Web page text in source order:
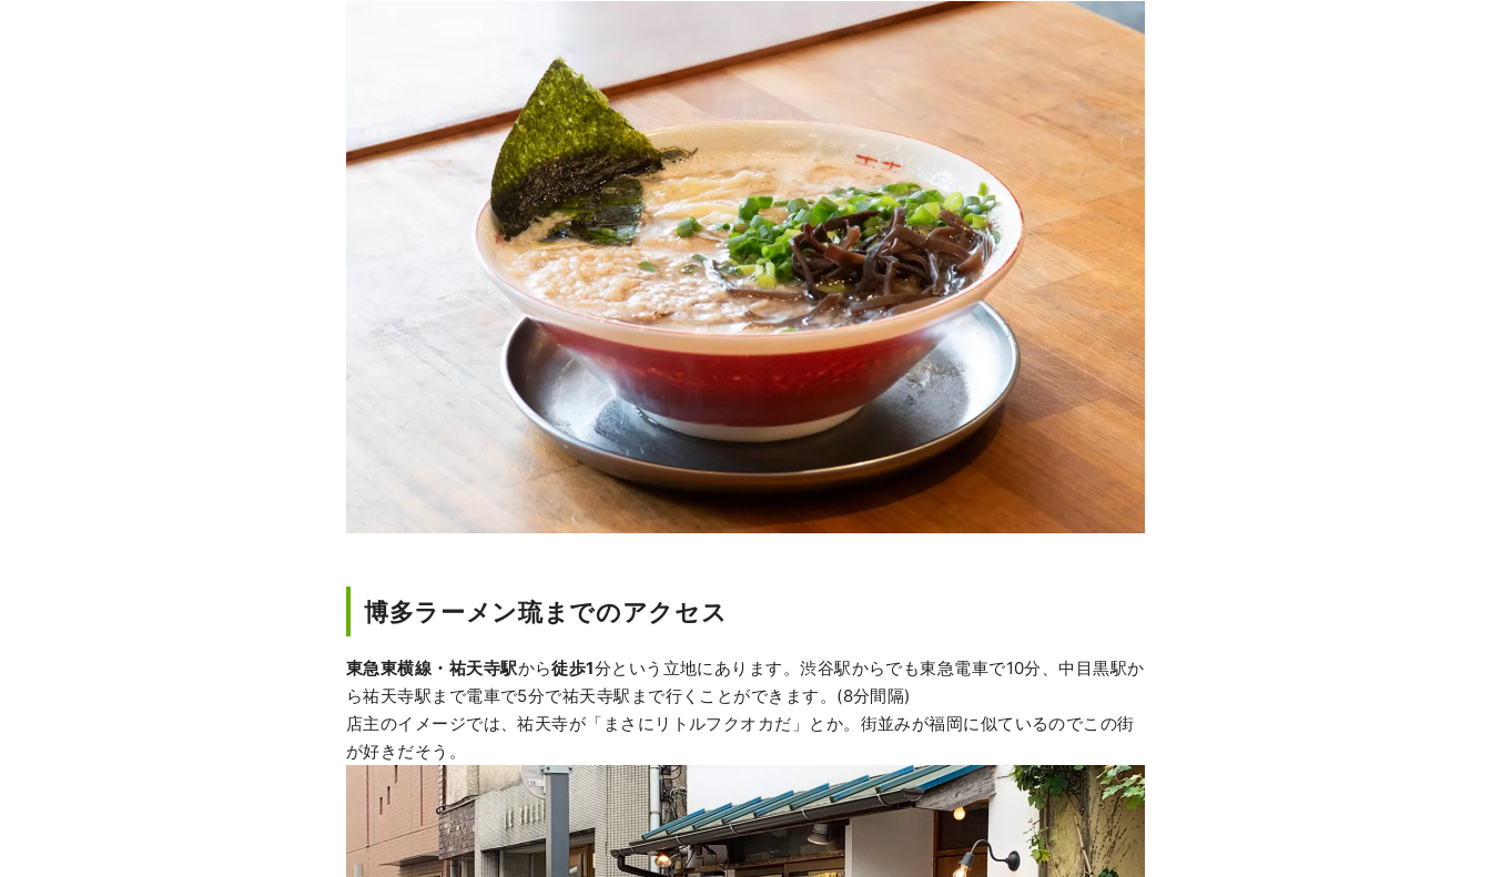
博多ラーメン琉までのアクセス
東急東横線・祐天寺駅から徒歩1分という立地にあります。渋谷駅からでも東急電車で10分、中目黒駅か
ら祐天寺駅まで電車で5分で祐天寺駅まで行くことができます。(8分間隔)
店主のイメージでは、祐天寺が「まさにリトルフクオカだ」とか。街並みが福岡に似ているのでこの街
が好きだそう。